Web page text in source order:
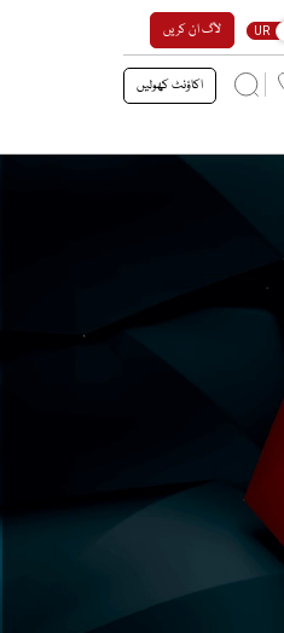
UR لاگ ان کریں
اکاؤنٹ کھولیں